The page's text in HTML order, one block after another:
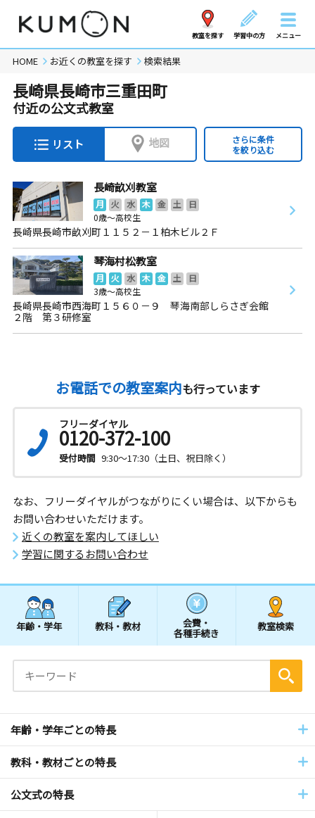
教室を探す 学習中の方 メニュー
HOME お近くの教室を探す 検索結果
長崎県長崎市三重田町
付近の公文式教室
リスト 地図
さらに条件
を絞り込む
長崎畝刈教室
月 火 水 木 金 土
日
0歳～高校生
長崎県長崎市畝刈町１１５２－１柏木ビル２Ｆ
琴海村松教室
月 火 水 木 金 土
日
3歳～高校生
長崎県長崎市西海町１５６０－９ 琴海南部しらさぎ会館
２階 第３研修室
お電話での教室案内も行っています
フリーダイヤル
0120-372-100
受付時間 9:30～17:30（土日、祝日除く）
なお、フリーダイヤルがつながりにくい場合は、以下からも
お問い合わせいただけます。
近くの教室を案内してほしい
学習に関するお問い合わせ
年齢・学年 教科・教材 会費・
各種手続き
教室検索
年齢・学年ごとの特長
教科・教材ごとの特長
公文式の特長